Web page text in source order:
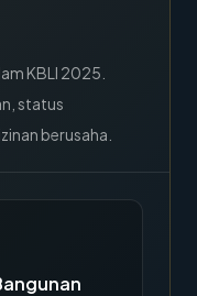
KBLI 2025.
status
berusaha.